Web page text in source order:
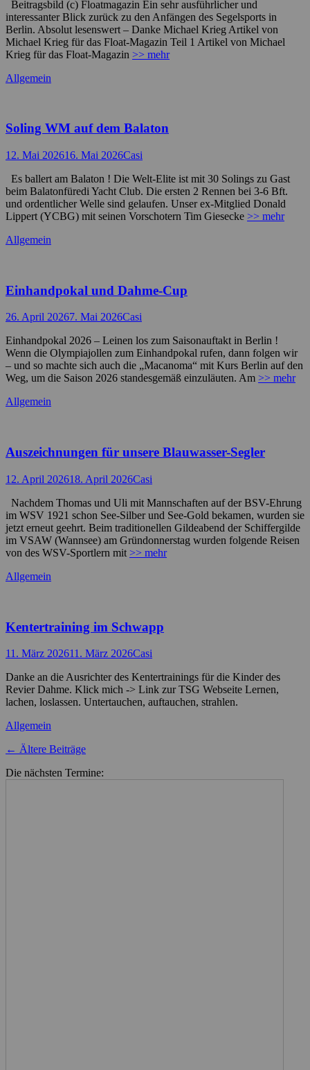
Beitragsbild (c) Floatmagazin Ein sehr ausführlicher und
interessanter Blick zurück zu den Anfängen des Segelsports in
Berlin. Absolut lesenswert – Danke Michael Krieg Artikel von
Michael Krieg für das Float-Magazin Teil 1 Artikel von Michael
Krieg für das Float-Magazin >> mehr
Kategorien
Allgemein
Soling WM auf dem Balaton
Posted
12. Mai 202616. Mai 2026Autor
Casi
Es ballert am Balaton ! Die Welt-Elite ist mit 30 Solings zu Gast
beim Balatonfüredi Yacht Club. Die ersten 2 Rennen bei 3-6 Bft.
und ordentlicher Welle sind gelaufen. Unser ex-Mitglied Donald
Lippert (YCBG) mit seinen Vorschotern Tim Giesecke >> mehr
Kategorien
Allgemein
Einhandpokal und Dahme-Cup
Posted
26. April 20267. Mai 2026Autor
Casi
Einhandpokal 2026 – Leinen los zum Saisonauftakt in Berlin !
Wenn die Olympiajollen zum Einhandpokal rufen, dann folgen wir
– und so machte sich auch die „Macanoma“ mit Kurs Berlin auf den
Weg, um die Saison 2026 standesgemäß einzuläuten. Am >> mehr
Kategorien
Allgemein
Auszeichnungen für unsere Blauwasser-Segler
Posted
12. April 202618. April 2026Autor
Casi
Nachdem Thomas und Uli mit Mannschaften auf der BSV-Ehrung
im WSV 1921 schon See-Silber und See-Gold bekamen, wurden sie
jetzt erneut geehrt. Beim traditionellen Gildeabend der Schiffergilde
im VSAW (Wannsee) am Gründonnerstag wurden folgende Reisen
von des WSV-Sportlern mit >> mehr
Kategorien
Allgemein
Kentertraining im Schwapp
Posted
11. März 202611. März 2026Autor
Casi
Danke an die Ausrichter des Kentertrainings für die Kinder des
Revier Dahme. Klick mich -> Link zur TSG Webseite Lernen,
lachen, loslassen. Untertauchen, auftauchen, strahlen.
Kategorien
Allgemein
Beitragsnavigation
← Ältere Beiträge
Die nächsten Termine: